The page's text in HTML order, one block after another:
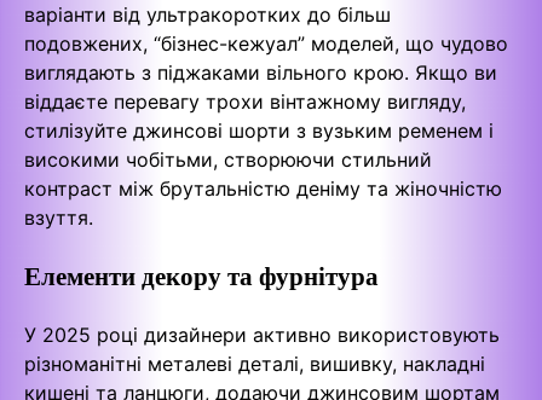
варіанти від ультракоротких до більш
подовжених, “бізнес-кежуал” моделей, що чудово
виглядають з піджаками вільного крою. Якщо ви
віддаєте перевагу трохи вінтажному вигляду,
стилізуйте джинсові шорти з вузьким ременем і
високими чобітьми, створюючи стильний
контраст між брутальністю деніму та жіночністю
взуття.
Елементи декору та фурнітура
У 2025 році дизайнери активно використовують
різноманітні металеві деталі, вишивку, накладні
кишені та ланцюги, додаючи джинсовим шортам